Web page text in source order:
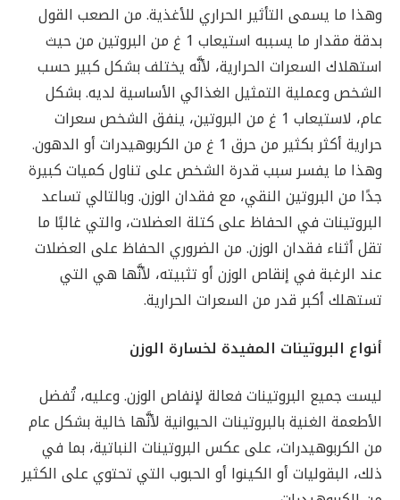
وهذا ما يسمى التأثير الحراري للأغذية. من الصعب القول
بدقة مقدار ما يسببه استيعاب 1 غ من البروتين من حيث
استهلاك السعرات الحرارية، لأنَّه يختلف بشكل كبير حسب
الشخص وعملية التمثيل الغذائي الأساسية لديه. بشكل
عام، لاستيعاب 1 غ من البروتين، ينفق الشخص سعرات
حرارية أكثر بكثير من حرق 1 غ من الكربوهيدرات أو الدهون.
وهذا ما يفسر سبب قدرة الشخص على تناول كميات كبيرة
جدًا من البروتين النقي، مع فقدان الوزن. وبالتالي تساعد
البروتينات في الحفاظ على كتلة العضلات، والتي غالبًا ما
تقل أثناء فقدان الوزن. من الضروري الحفاظ على العضلات
عند الرغبة في إنقاص الوزن أو تثبيته، لأنَّها هي التي
تستهلك أكبر قدر من السعرات الحرارية.
أنواع البروتينات المفيدة لخسارة الوزن
ليست جميع البروتينات فعالة لإنفاص الوزن. وعليه، تُفضل
الأطعمة الغنية بالبروتينات الحيوانية لأنَّها خالية بشكل عام
من الكربوهيدرات، على عكس البروتينات النباتية، بما في
ذلك، البقوليات أو الكينوا أو الحبوب التي تحتوي على الكثير